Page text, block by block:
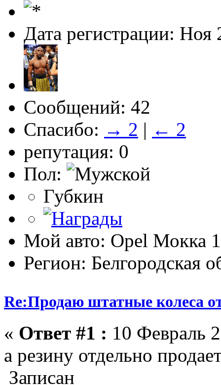
Дата регистрации: Ноя
Сообщений: 42
Спасибо: → 2 | ← 2
репутация: 0
Пол:
Губкин
Мой авто: Opel Мокка
Регион: Белгородская
Re:Продаю штатные колеса
« Ответ #1 : 10 Февраль
а резину отдельно
Записан